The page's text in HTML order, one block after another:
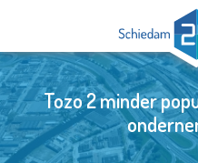
Tozo 2 minder